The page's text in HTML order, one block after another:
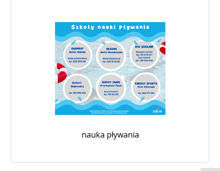
nauka pływania